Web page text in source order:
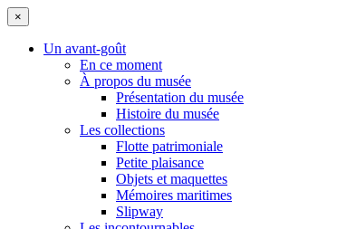
×
Un avant-goût
En ce moment
À propos du musée
Présentation du musée
Histoire du musée
Les collections
Flotte patrimoniale
Petite plaisance
Objets et maquettes
Mémoires maritimes
Slipway